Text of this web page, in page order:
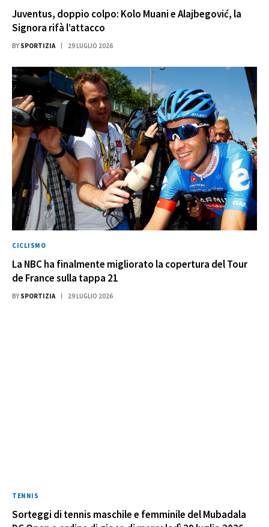
Juventus, doppio colpo: Kolo Muani e Alajbegović, la
Signora rifà l’attacco
BY SPORTIZIA 29 LUGLIO 2026
CICLISMO
La NBC ha finalmente migliorato la copertura del Tour
de France sulla tappa 21
BY SPORTIZIA 29 LUGLIO 2026
TENNIS
Sorteggi di tennis maschile e femminile del Mubadala